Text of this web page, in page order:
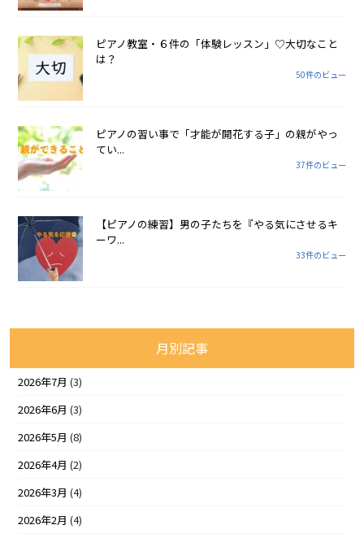
ピアノ教室・６件の「体験レッスン」♡大切なこと
は？
50件のビュー
ピアノの習い事で「才能が開花する子」の親がやっ
てい...
37件のビュー
【ピアノの練習】男の子たちを『やる気にさせるキ
ーワ...
33件のビュー
月別記事
2026年7月 (3)
2026年6月 (3)
2026年5月 (8)
2026年4月 (2)
2026年3月 (4)
2026年2月 (4)